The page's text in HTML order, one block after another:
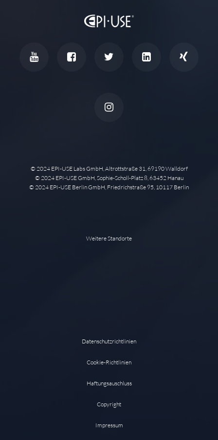
© 2024 EPI-USE Labs GmbH, Altrottstraße 31, 69190 Walldorf
© 2024 EPI-USE GmbH, Sophie-Scholl-Platz 8, 63452 Hanau
© 2024 EPI-USE Berlin GmbH, Friedrichstraße 95, 10117 Berlin
Weitere Standorte
Datenschutzrichtlinien
Cookie-Richtlinien
Haftungsauschluss
Copyright
Impressum